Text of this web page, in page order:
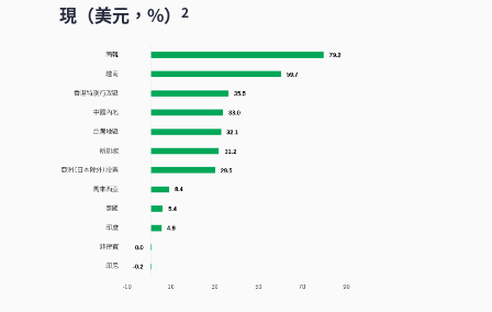
現（美元，%） 2